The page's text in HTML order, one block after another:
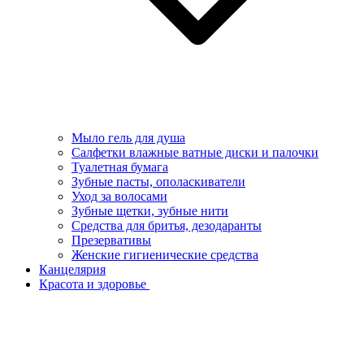
Мыло гель для душа
Салфетки влажные ватные диски и палочки
Туалетная бумага
Зубные пасты, ополаскиватели
Уход за волосами
Зубные щетки, зубные нити
Средства для бритья, дезодаранты
Презервативы
Женские гигиенические средства
Канцелярия
Красота и здоровье